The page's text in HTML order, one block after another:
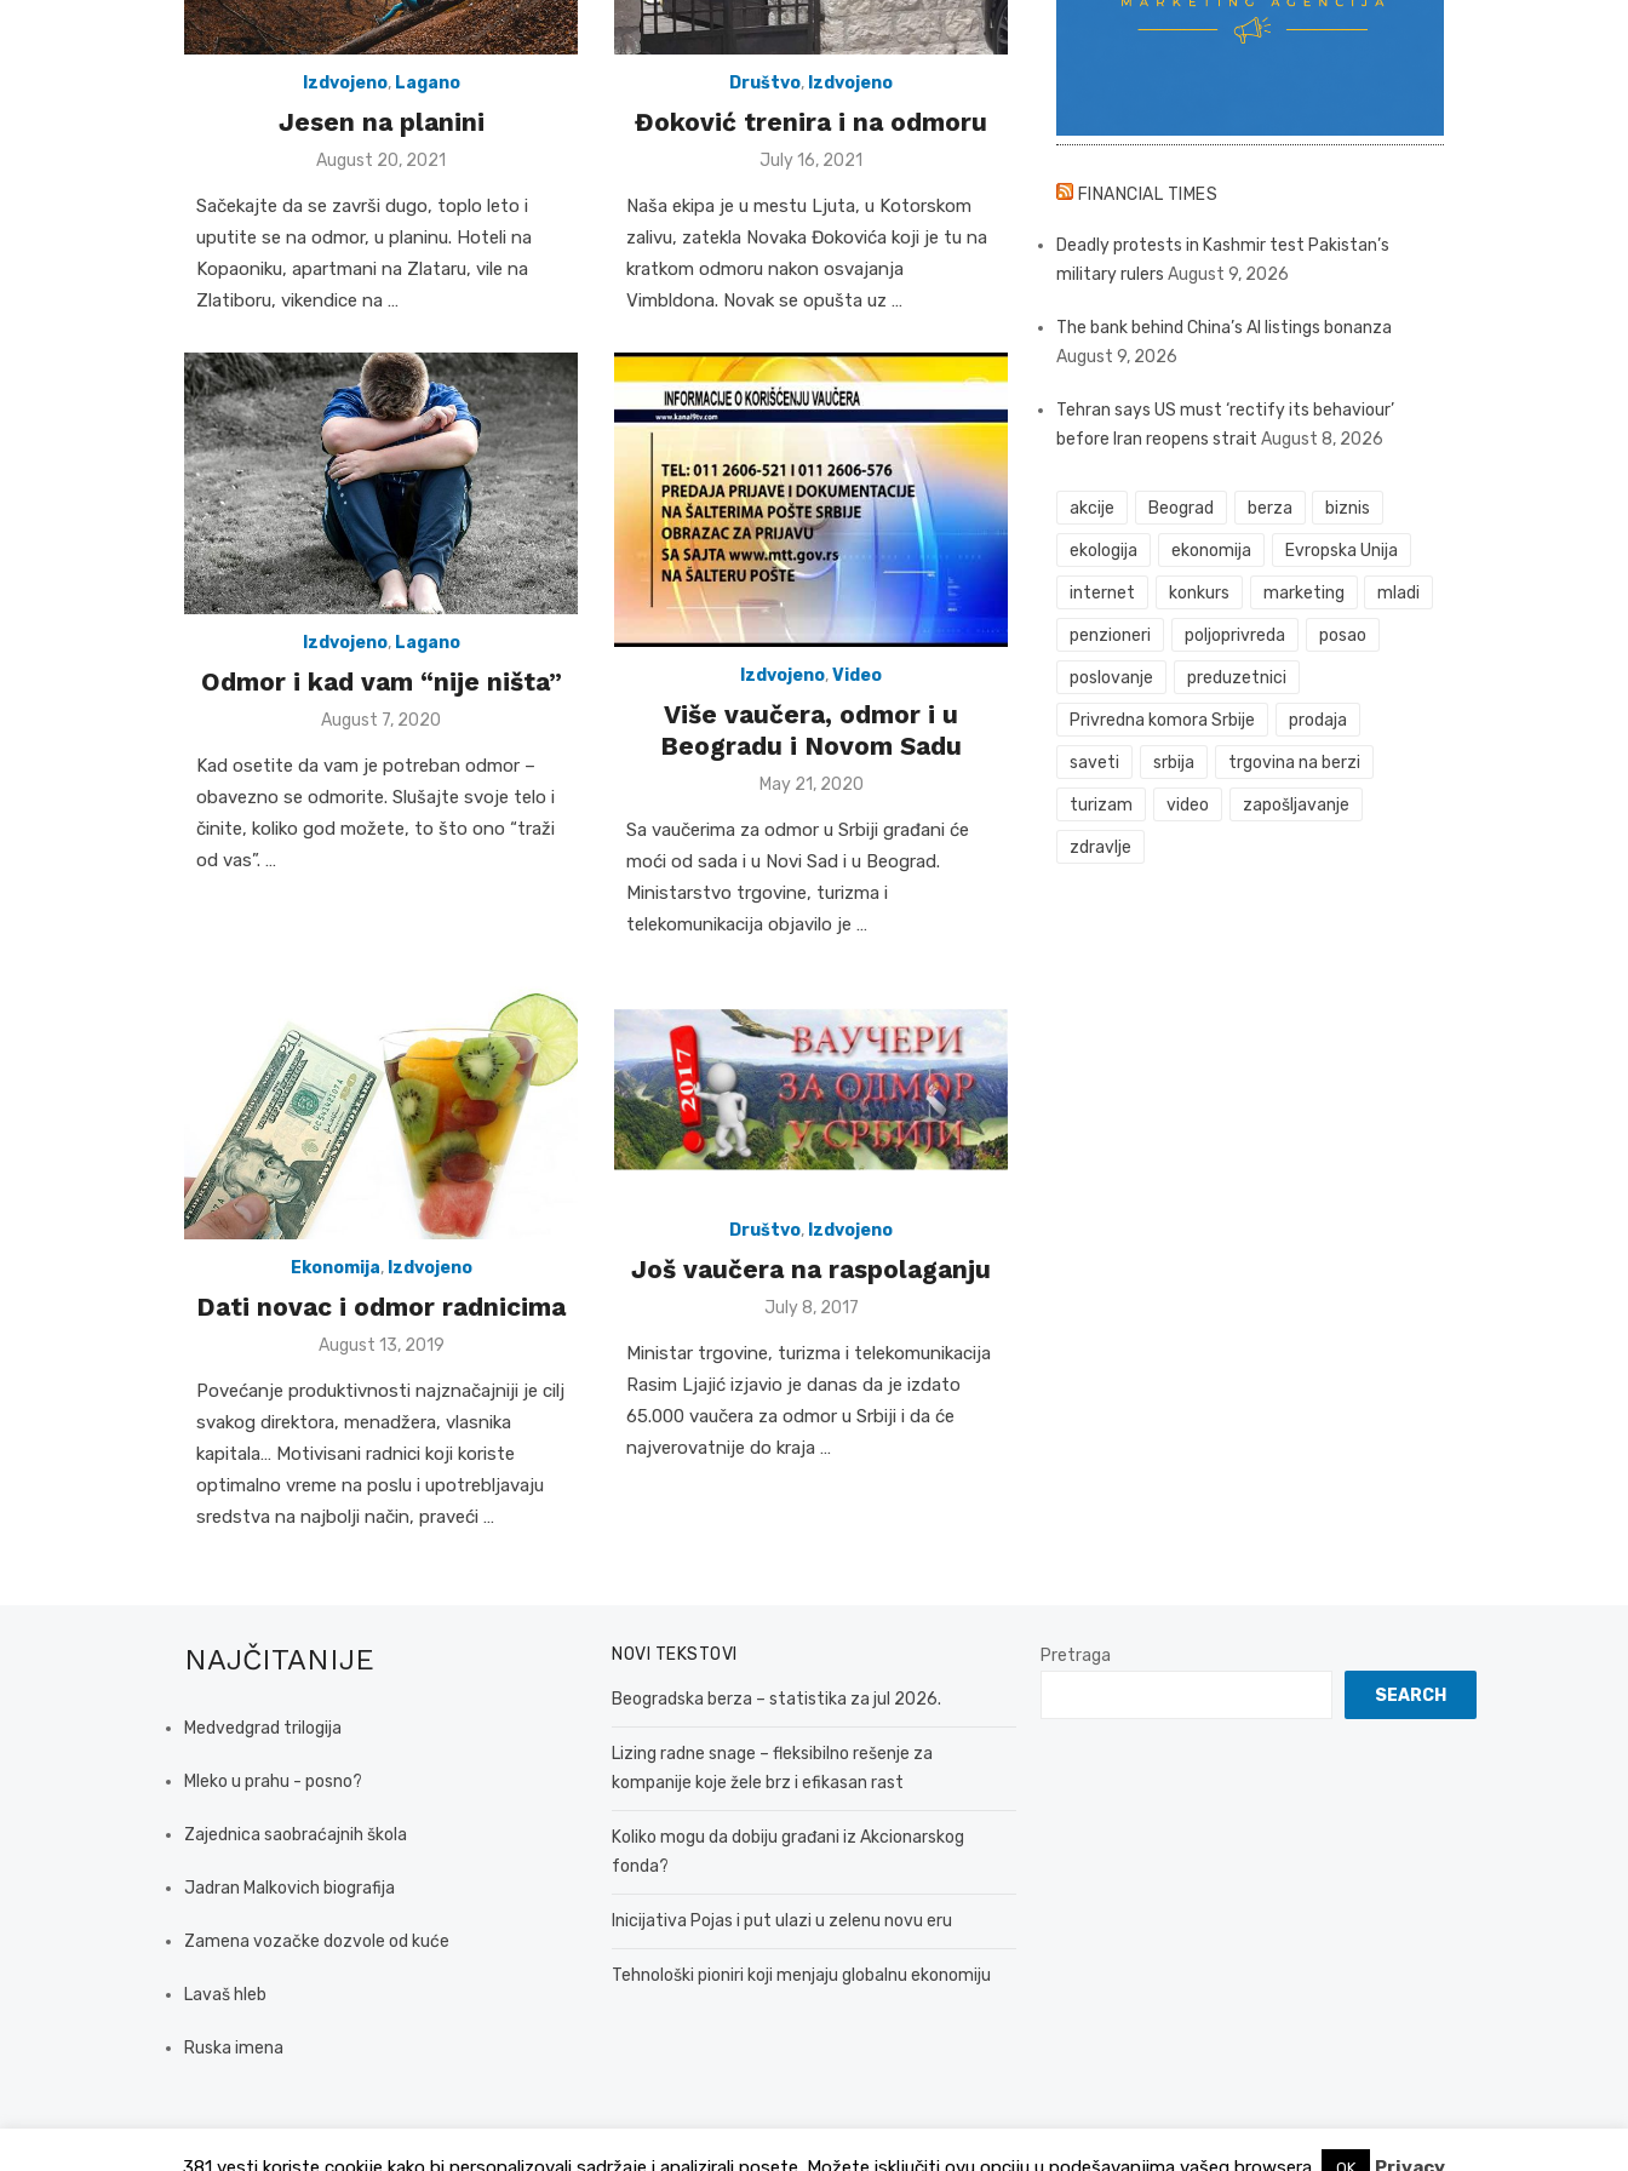
Izdvojeno, Lagano
Jesen na planini
Posted
August 20, 2021
Sačekajte da se završi dugo, toplo leto i
uputite se na odmor, u planinu. Hoteli na
Kopaoniku, apartmani na Zlataru, vile na
Zlatiboru, vikendice na …
Društvo, Izdvojeno
Đoković trenira i na odmoru
Posted
July 16, 2021
Naša ekipa je u mestu Ljuta, u Kotorskom
zalivu, zatekla Novaka Đokovića koji je tu na
kratkom odmoru nakon osvajanja
Vimbldona. Novak se opušta uz …
Izdvojeno, Lagano
Odmor i kad vam “nije ništa”
Posted
August 7, 2020
Kad osetite da vam je potreban odmor –
obavezno se odmorite. Slušajte svoje telo i
činite, koliko god možete, to što ono “traži
od vas”. …
Izdvojeno,Video
Više vaučera, odmor i u
Beogradu i Novom Sadu
Posted
May 21, 2020
Sa vaučerima za odmor u Srbiji građani će
moći od sada i u Novi Sad i u Beograd.
Ministarstvo trgovine, turizma i
telekomunikacija objavilo je …
Ekonomija, Izdvojeno
Dati novac i odmor radnicima
Posted
August 13, 2019
Povećanje produktivnosti najznačajniji je cilj
svakog direktora, menadžera, vlasnika
kapitala… Motivisani radnici koji koriste
optimalno vreme na poslu i upotrebljavaju
sredstva na najbolji način, praveći …
Društvo, Izdvojeno
Još vaučera na raspolaganju
Posted
July 8, 2017
Ministar trgovine, turizma i telekomunikacija
Rasim Ljajić izjavio je danas da je izdato
65.000 vaučera za odmor u Srbiji i da će
najverovatnije do kraja …
FINANCIAL TIMES
Deadly protests in Kashmir test Pakistan’s
military rulers August 9, 2026
The bank behind China’s AI listings bonanza
August 9, 2026
Tehran says US must ‘rectify its behaviour’
before Iran reopens strait August 8, 2026
akcije Beograd berza biznis
ekologija ekonomija Evropska Unija
internet konkurs marketing mladi
penzioneri poljoprivreda posao
poslovanje preduzetnici
Privredna komora Srbije prodaja
saveti srbija trgovina na berzi
turizam video zapošljavanje
zdravlje
NAJČITANIJE
Medvedgrad trilogija
Mleko u prahu - posno?
Zajednica saobraćajnih škola
Jadran Malkovich biografija
Zamena vozačke dozvole od kuće
Lavaš hleb
Ruska imena
NOVI TEKSTOVI
Beogradska berza – statistika za jul 2026.
Lizing radne snage – fleksibilno rešenje za
kompanije koje žele brz i efikasan rast
Koliko mogu da dobiju građani iz Akcionarskog
fonda?
Inicijativa Pojas i put ulazi u zelenu novu eru
Tehnološki pioniri koji menjaju globalnu ekonomiju
Pretraga
SEARCH